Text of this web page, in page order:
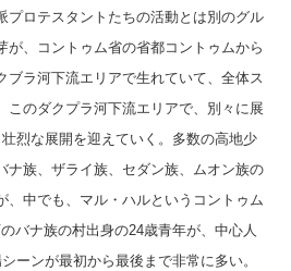
プロテスタントたちの活動とは別のグル
が、コントゥム省の省都コントゥムから
ブラ河下流エリアで生れていて、全体ス
このダクプラ河下流エリアで、別々に展
烈な展開を迎えていく。多数の高地少
ナ族、ザライ族、セダン族、ムオン族の
、中でも、マル・ハルという コントゥム
バナ族の村出身の24歳青年が、中心人
ーンが最初から最後まで非常に多い。